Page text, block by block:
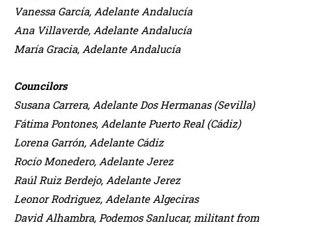
Vanessa García, Adelante Andalucía
Ana Villaverde, Adelante Andalucía
María Gracia, Adelante Andalucía
Councilors
Susana Carrera, Adelante Dos Hermanas (Sevilla)
Fátima Pontones, Adelante Puerto Real (Cádiz)
Lorena Garrón, Adelante Cádiz
Rocío Monedero, Adelante Jerez
Raúl Ruiz Berdejo, Adelante Jerez
Leonor Rodriguez, Adelante Algeciras
David Alhambra, Podemos Sanlucar, militant from